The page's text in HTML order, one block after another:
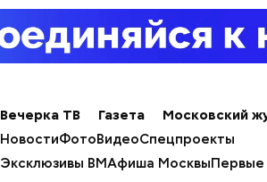
Вечерка ТВ Газета Московский
НовостиФотоВидеоСпецпроекты
Эксклюзивы ВМАфиша МосквыПервые
Спагетти из
лишним весом.